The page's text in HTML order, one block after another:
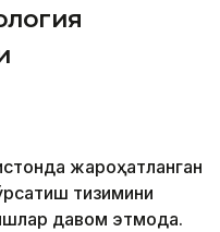
жароҳатланган
тизимини
давом этмоқда.